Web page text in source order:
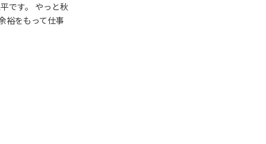
です。 やっと秋
裕をもって仕事